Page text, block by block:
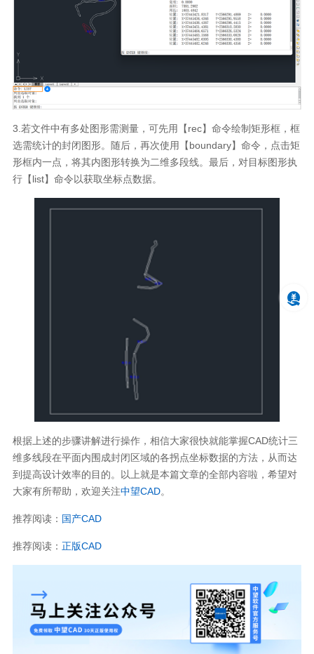
3.若文件中有多处图形需测量，可先用【rec】命令绘制矩形框，框
选需统计的封闭图形。随后，再次使用【boundary】命令，点击矩
形框内一点，将其内图形转换为二维多段线。最后，对目标图形执
行【list】命令以获取坐标点数据。
根据上述的步骤讲解进行操作，相信大家很快就能掌握CAD统计三
维多线段在平面内围成封闭区域的各拐点坐标数据的方法，从而达
到提高设计效率的目的。以上就是本篇文章的全部内容啦，希望对
大家有所帮助，欢迎关注中望CAD。
推荐阅读： 国产CAD
推荐阅读： 正版CAD